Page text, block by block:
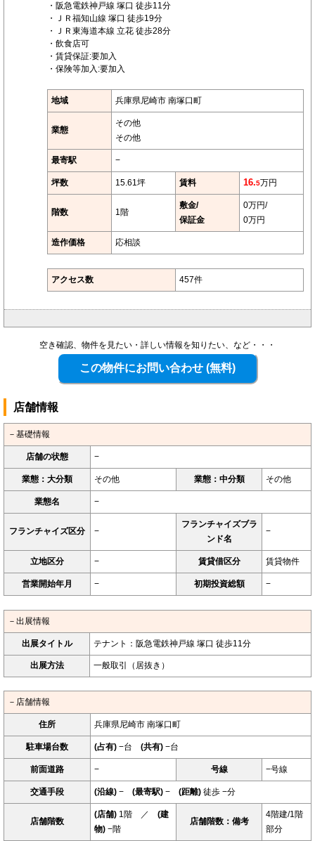
・阪急電鉄神戸線 塚口 徒歩11分
・ＪＲ福知山線 塚口 徒歩19分
・ＪＲ東海道本線 立花 徒歩28分
・飲食店可
・賃貸保証:要加入
・保険等加入:要加入
地域 兵庫県尼崎市 南塚口町
業態
その他
その他
最寄駅 −
坪数 15.61坪 賃料 16.5万円
階数 1階
敷金/
保証金
0万円/
0万円
造作価格 応相談
アクセス数 457件
空き確認、物件を見たい・詳しい情報を知りたい、など・・・
店舗情報
－基礎情報
店舗の状態 −
業態：大分類 その他 業態：中分類 その他
業態名 −
フランチャイズ区分 −
フランチャイズブラ
ンド名
−
立地区分 − 賃貸借区分 賃貸物件
営業開始年月 − 初期投資総額 −
－出展情報
出展タイトル テナント：阪急電鉄神戸線 塚口 徒歩11分
出展方法 一般取引（居抜き）
－店舗情報
住所 兵庫県尼崎市 南塚口町
駐車場台数 (占有) −台 (共有) −台
前面道路 − 号線 −号線
交通手段 (沿線) − (最寄駅) − (距離) 徒歩 −分
店舗階数
(店舗) 1階 ／ (建
物) −階
店舗階数：備考
4階建/1階
部分